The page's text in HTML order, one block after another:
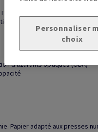
produit au départ de
il constitue un choix
d’azurants optiques (OBA)
Papier adapté aux presses
Personnaliser
choix